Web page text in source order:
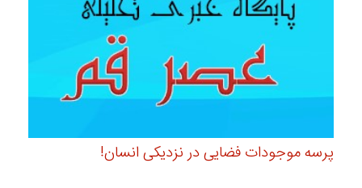
پرسه موجودات فضایی در نزدیکی انسان!